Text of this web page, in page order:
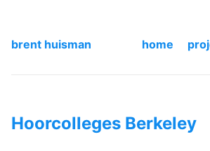
brent huisman home
Hoorcolleges Berkeley